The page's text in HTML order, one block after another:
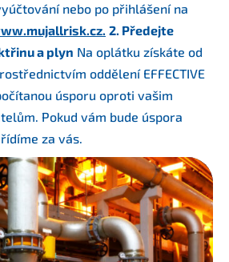
nebo po přihlášení na
2. Předejte
a plyn Na oplátku získáte od
oddělení EFFECTIVE
úsporu oproti vašim
Pokud vám bude úspora
za vás.